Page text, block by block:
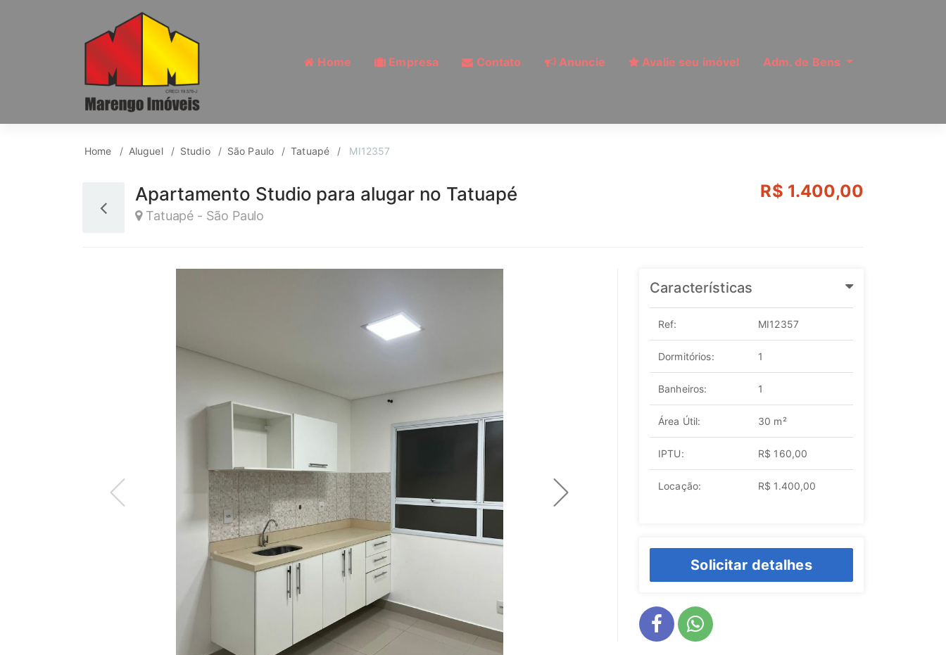
Home Empresa Contato Anuncie Avalie seu imóvel Adm. de Bens
Studio para Aluguel, Tatuapé, São Paulo | Ref: MI12357
Home Aluguel Studio São Paulo Tatuapé MI12357
Apartamento Studio para alugar no Tatuapé
Tatuapé - São Paulo
R$ 1.400,00
Características
Ref: MI12357
Dormitórios: 1
Banheiros: 1
Área Útil: 30 m²
IPTU: R$ 160,00
Locação: R$ 1.400,00
Solicitar detalhes